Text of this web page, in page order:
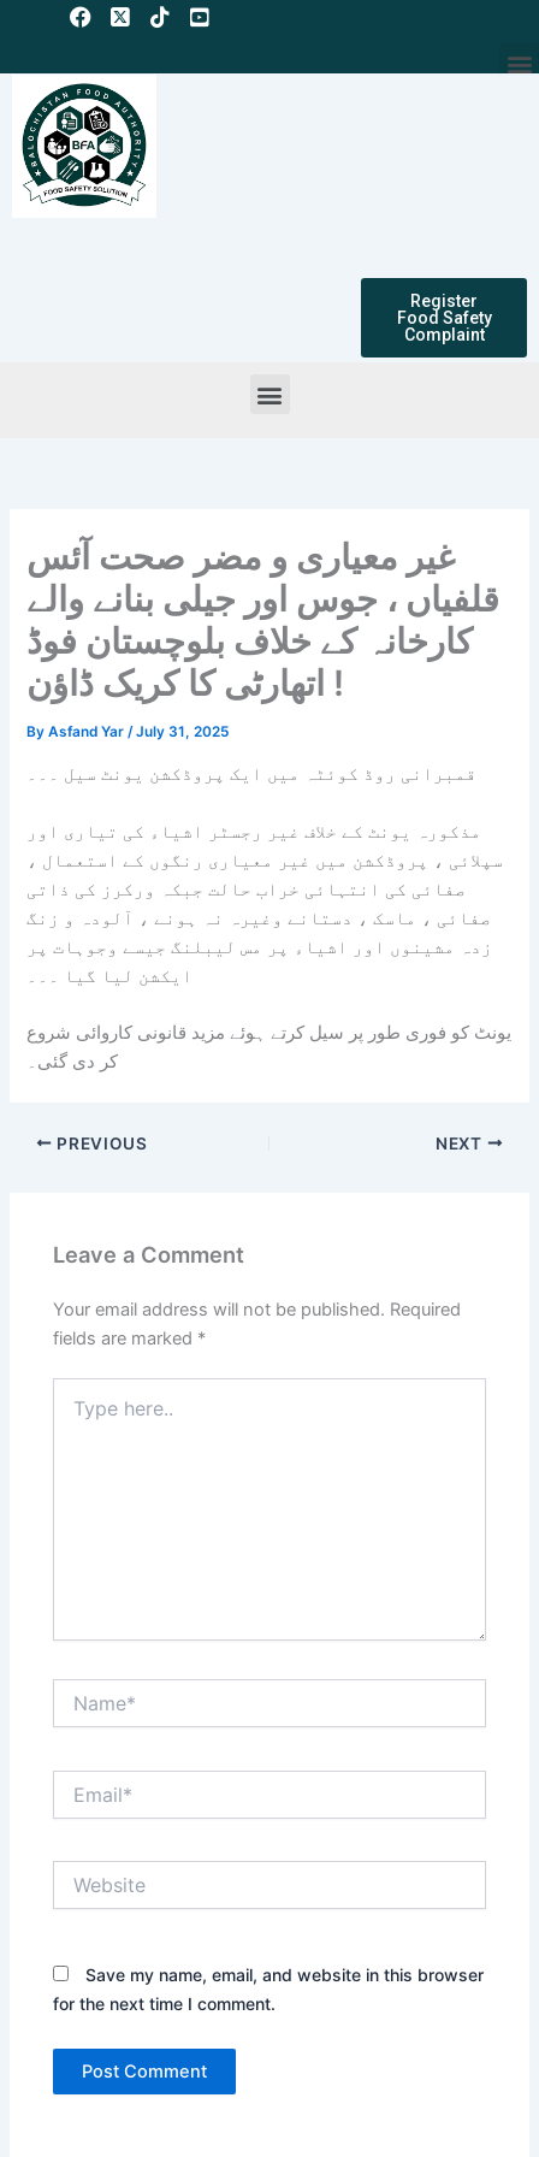
content
Register
Food Safety
Complaint
Menu
غیر معیاری و مضر صحت آئس
قلفیاں ، جوس اور جیلی بنانے والے
کارخانہ کے خلاف بلوچستان فوڈ
اتھارٹی کا کریک ڈاؤن !
ByAsfand Yar /July 31, 2025
قمبرانی روڈ کوئٹہ میں ایک پروڈکشن یونٹ سیل ۔۔۔
مذکورہ یونٹ کے خلاف غیر رجسٹر اشیاء کی تیاری اور
سپلائی ، پروڈکشن میں غیر معیاری رنگوں کے استعمال ،
صفائی کی انتہائی خراب حالت جبکہ ورکرز کی ذاتی
صفائی ، ماسک ، دستانے وغیرہ نہ ہونے ، آلودہ و زنگ
زدہ مشینوں اور اشیاء پر مس لیبلنگ جیسے وجوہات پر
ایکشن لیا گیا ۔۔۔
یونٹ کو فوری طور پر سیل کرتے ہوئے مزید قانونی کاروائی شروع
کر دی گئی۔
PREVIOUS NEXT
Leave a Comment
Your email address will not be published. Required
fields are marked *
here..
Save my name, email, and website in this browser
for the next time I comment.